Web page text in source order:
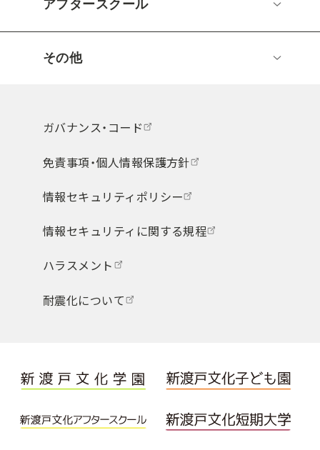
アフタースクール
その他
ガバナンス・コード
免責事項・個人情報保護方針
情報セキュリティポリシー
情報セキュリティに関する規程
ハラスメント
耐震化について